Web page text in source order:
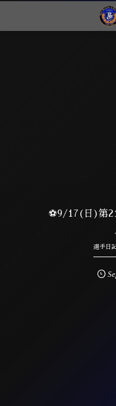
⚽️9/17(日)第
選手日